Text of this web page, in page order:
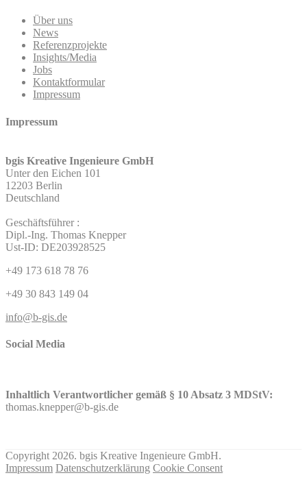
Über uns
News
Referenzprojekte
Insights/Media
Jobs
Kontaktformular
Impressum
Impressum
bgis Kreative Ingenieure GmbH
Unter den Eichen 101
12203 Berlin
Deutschland
Geschäftsführer :
Dipl.-Ing. Thomas Knepper
Ust-ID: DE203928525
+49 173 618 78 76
+49 30 843 149 04
info@b-gis.de
Social Media
Inhaltlich Verantwortlicher gemäß § 10 Absatz 3 MDStV:
thomas.knepper@b-gis.de
Copyright 2026. bgis Kreative Ingenieure GmbH.
Impressum Datenschutzerklärung Cookie Consent